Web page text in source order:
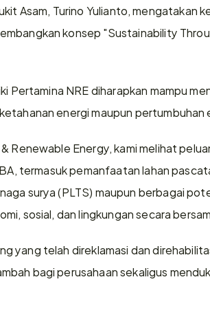
Asam, Turino Yulianto, mengatakan
konsep "Sustainability
Pertamina NRE diharapkan mampu
energi maupun pertumbuhan
Renewable Energy, kami melihat
termasuk pemanfaatan lahan
surya (PLTS) maupun berbagai
sosial, dan lingkungan secara
yang telah direklamasi dan
bagi perusahaan sekaligus